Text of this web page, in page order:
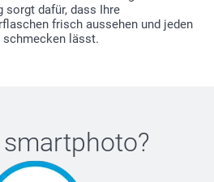
sorgt dafür, dass Ihre
frisch aussehen und jeden
schmecken lässt.
smartphoto?